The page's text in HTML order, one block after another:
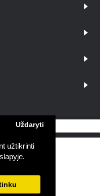
užtikrinti
Uždaryti
Medikatus